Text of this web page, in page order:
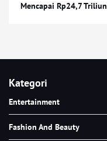
Mencapai Rp24,7 Triliun
Kategori
Entertainment
Fashion And Beauty